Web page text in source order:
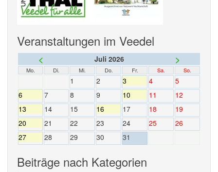
Veranstaltungen im Veedel
< Juli 2026 >
Mo. Di. Mi. Do. Fr. Sa. So.
1 2 3 4
5
6
7 8 9 10 11
12
13
14 15 16 17 18
19
20
21 22 23 24 25
26
27
28 29 30 31
Beiträge nach Kategorien